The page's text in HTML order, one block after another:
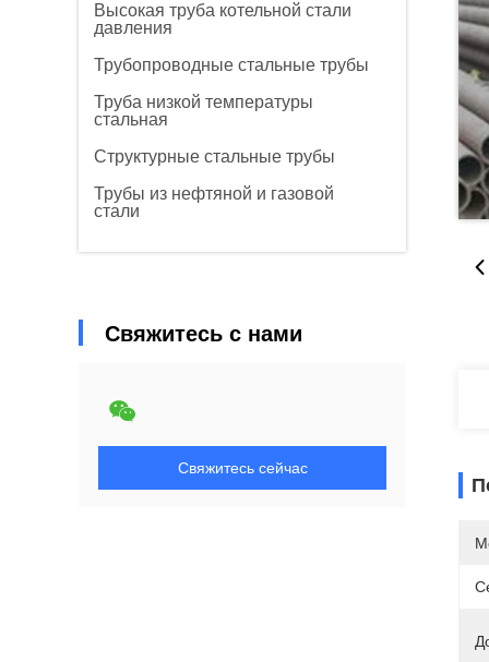
Высокая труба котельной стали
давления
Трубопроводные стальные трубы
Труба низкой температуры
стальная
Структурные стальные трубы
Трубы из нефтяной и газовой
стали
Свяжитесь с нами
Свяжитесь сейчас